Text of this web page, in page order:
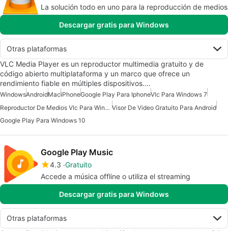
La solución todo en uno para la reproducción de medios
Descargar gratis para Windows
Otras plataformas
VLC Media Player es un reproductor multimedia gratuito y de
código abierto multiplataforma y un marco que ofrece un
rendimiento fiable en múltiples dispositivos.…
WindowsAndroidMaciPhoneGoogle Play Para IphoneVlc Para Windows 7
Reproductor De Medios Vlc Para Windows 7 Visor De Video Gratuito Para Android
Google Play Para Windows 10
Google Play Music
4.3 Gratuito
Accede a música offline o utiliza el streaming
Descargar gratis para Windows
Otras plataformas